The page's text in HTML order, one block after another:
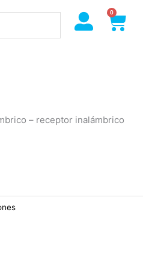
0
Cart
– receptor inalámbrico